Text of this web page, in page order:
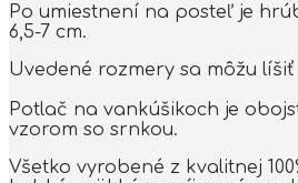
Po umiestnení na posteľ je
6,5-7 cm.
Uvedené rozmery sa môžu líšiť
Potlač na vankúšikoch je
vzorom so srnkou.
Všetko vyrobené z kvalitnej